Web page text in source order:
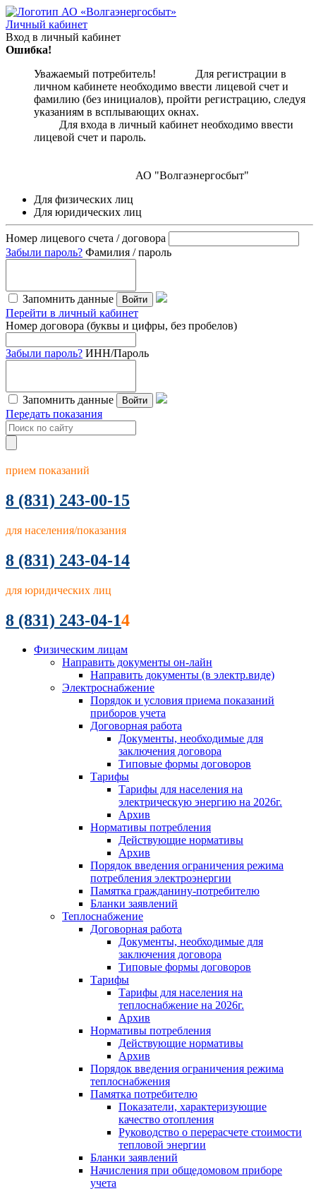
Личный кабинет
Вход в личный кабинет
Ошибка!
Уважаемый потребитель! Для регистрации в
личном кабинете необходимо ввести лицевой счет и
фамилию (без инициалов), пройти регистрацию, следуя
указаниям в всплывающих окнах.
Для входа в личный кабинет необходимо ввести
лицевой счет и пароль.
АО "Волгаэнергосбыт"
Для физических лиц
Для юридических лиц
Номер лицевого счета / договора
Забыли пароль? Фамилия / пароль
Запомнить данные Войти
Перейти в личный кабинет
Номер договора (буквы и цифры, без пробелов)
Забыли пароль? ИНН/Пароль
Запомнить данные Войти
Передать показания
прием показаний
8 (831) 243-00-15
для населения/показания
8 (831) 243-04-14
для юридических лиц
8 (831) 243-04-14
Физическим лицам
Направить документы он-лайн
Направить документы (в электр.виде)
Электроснабжение
Порядок и условия приема показаний
приборов учета
Договорная работа
Документы, необходимые для
заключения договора
Типовые формы договоров
Тарифы
Тарифы для населения на
электрическую энергию на 2026г.
Архив
Нормативы потребления
Действующие нормативы
Архив
Порядок введения ограничения режима
потребления электроэнергии
Памятка гражданину-потребителю
Бланки заявлений
Теплоснабжение
Договорная работа
Документы, необходимые для
заключения договора
Типовые формы договоров
Тарифы
Тарифы для населения на
теплоснабжение на 2026г.
Архив
Нормативы потребления
Действующие нормативы
Архив
Порядок введения ограничения режима
теплоснабжения
Памятка потребителю
Показатели, характеризующие
качество отопления
Руководство о перерасчете стоимости
тепловой энергии
Бланки заявлений
Начисления при общедомовом приборе
учета